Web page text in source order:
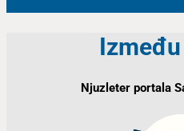
Njuzleter portala